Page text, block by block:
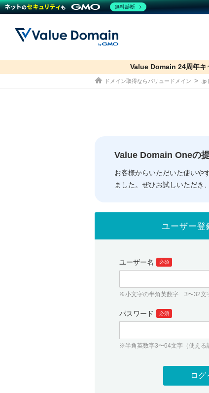
ドメイン ド
人
レンタルサーバー コ
セキュリティ
サービス お
従来のバリ
従来のバリ
Value Domain 24周年キ
co.jp
ドメイン取得ならバリュードメイン
Value Domain Oneの
お客様からいただいた使いや
ました。ぜひお試しいただき
ユーザー登
ユーザー名 必須
※小文字の半角英数字 3〜32文
パスワード 必須
※半角英数字3〜64文字（使える
無料診断